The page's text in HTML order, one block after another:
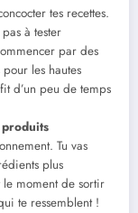
tes recettes.
à tester
par des
les hautes
d’un peu de temps
produits
Tu vas
plus
le moment de sortir
te ressemblent !